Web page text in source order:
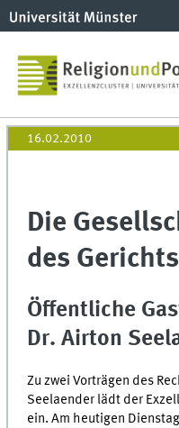
16.02.2010
Die
des
Öffentliche
Dr. Airton
Zu zwei Vorträgen des
Seelaender lädt der
ein. Am heutigen